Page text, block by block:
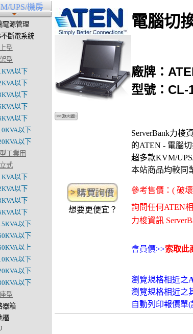
UPS/機房
電源管理
不斷電系統
型
型
以下
以下
以下
以下
以下
以下
以下
工業用
式
以下
以下
以下
以下
以下
以下
以上
以下
以下
以下
型
器箱
櫃
電腦切
廠牌：
型號：CL-
ServerBank力梭
的ATEN - 電腦
超多款KVM/
本站商品均較同
想要更便宜？
參考售價：( 破
詢問任何ATEN
力梭資訊
會員價>>索取此
瀏覽規格相近之
瀏覽規格相近之
自動列印報價單